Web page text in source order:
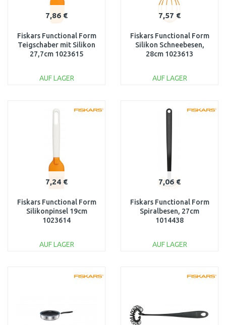
7,86 €
Fiskars Functional Form
Teigschaber mit Silikon
27,7cm 1023615
AUF LAGER
7,57 €
Fiskars Functional Form
Silikon Schneebesen,
28cm 1023613
AUF LAGER
7,24 €
Fiskars Functional Form
Silikonpinsel 19cm
1023614
AUF LAGER
7,06 €
Fiskars Functional Form
Spiralbesen, 27cm
1014438
AUF LAGER